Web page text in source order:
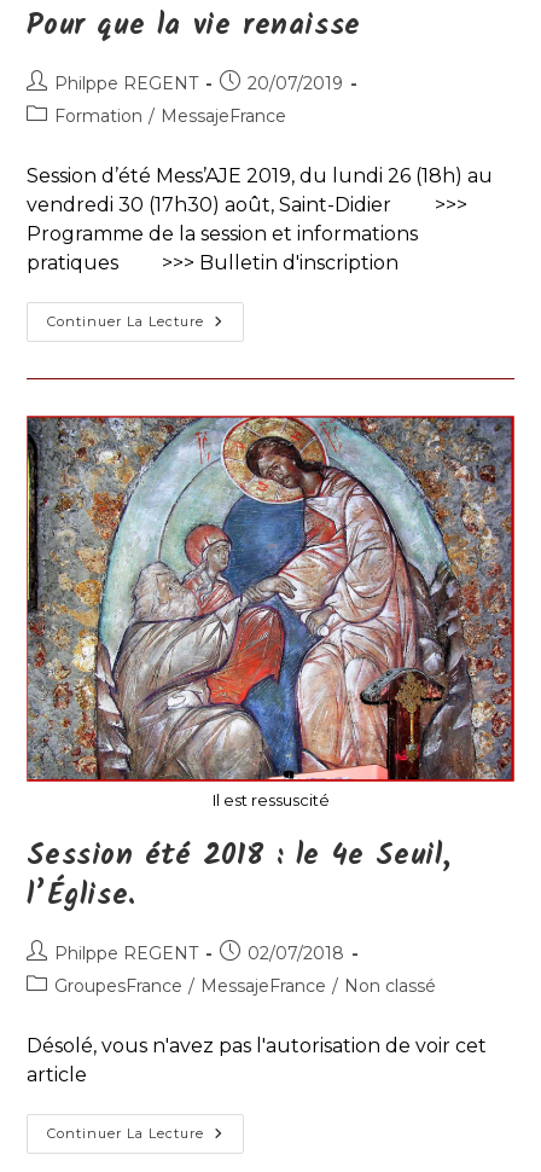
Pour que la vie renaisse
Auteur/autrice
de
Philppe REGENT
Publication
publiée :
20/07/2019
PostFormation / MessajeFrance
Session d’été Mess’AJE 2019, du lundi 26 (18h) au
vendredi 30 (17h30) août, Saint-Didier >>>
Programme de la session et informations
pratiques >>> Bulletin d'inscription
Continuer La Lecture Pour
Que
Vie
Il est ressuscité
Session été 2018 : le 4e Seuil,
l’Église.
Auteur/autrice
de
Philppe REGENT
Publication
publiée :
02/07/2018
PostGroupesFrance / MessajeFrance / Non classé
Désolé, vous n'avez pas l'autorisation de voir cet
article
Continuer La Lecture Session
Été